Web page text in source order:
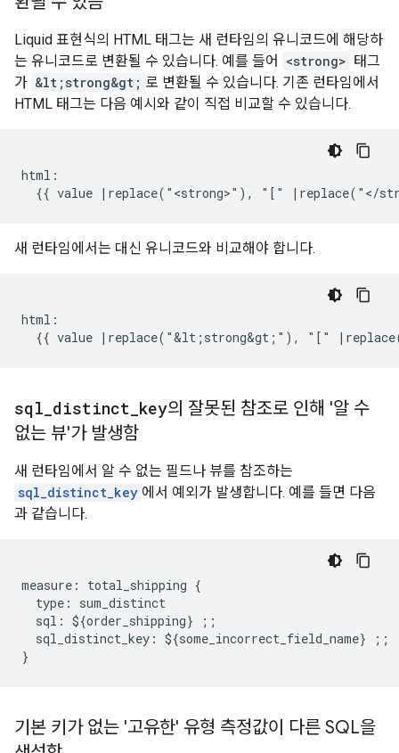
Liquid 표현식의 HTML 태그는 새 런타임의 유니코드에 해당하
는 유니코드로 변환될 수 있습니다. 예를 들어
<strong> 태그
가 &lt;strong&gt; 로 변환될 수 있습니다. 기존 런타임에서
HTML 태그는 다음 예시와 같이 직접 비교할 수 있습니다.
html:
새 런타임에서는 대신 유니코드와 비교해야 합니다.
html:
sql distinct key의 잘못된 참조로 인해 '알 수
없는 뷰'가 발생함
새 런타임에서 알 수 없는 필드나 뷰를 참조하는
sql_distinct_key 에서 예외가 발생합니다. 예를 들면 다음
과 같습니다.
measure: total_shipping {
  type: sum_distinct
  sql: ${order_shipping} ;;
  sql_distinct_key: ${some_incorrect_field_name} ;;
기본 키가 없는 '고유한' 유형 측정값이 다른 SQL을